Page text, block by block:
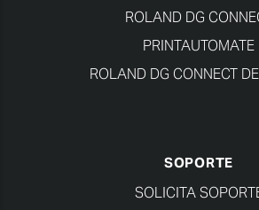
ROLAND DG
PRINTAUTOMATE
ROLAND DG CONNECT
SOPORTE
SOLICITA